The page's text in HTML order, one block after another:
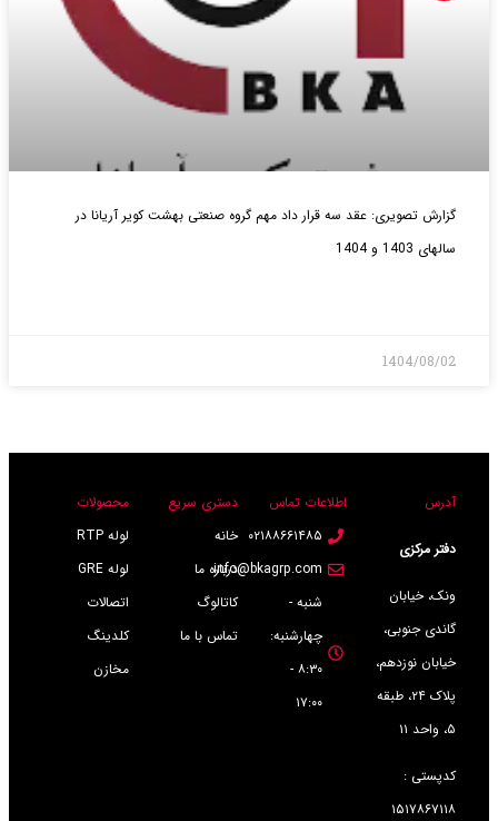
گزارش تصویری: عقد سه قرار داد مهم گروه صنعتی بهشت کویر آریانا در
سالهای 1403 و 1404
1404/08/02
آدرس
دفتر مرکزی
ونک، خیابان
گاندی جنوبی،
خیابان نوزدهم،
پلاک ۲۴، طبقه
۵، واحد ۱۱
کدپستی :
۱۵۱۷۸۶۷۱۱۸
اطلاعات تماس
۰۲۱۸۸۶۶۱۴۸۵
info@bkagrp.com
شنبه -
چهارشنبه:
۸:۳۰ -
۱۷:۰۰
دستری سریع
خانه
درباره ما
کاتالوگ
تماس با ما
محصولات
لوله RTP
لوله GRE
اتصالات
کلدینگ
مخازن